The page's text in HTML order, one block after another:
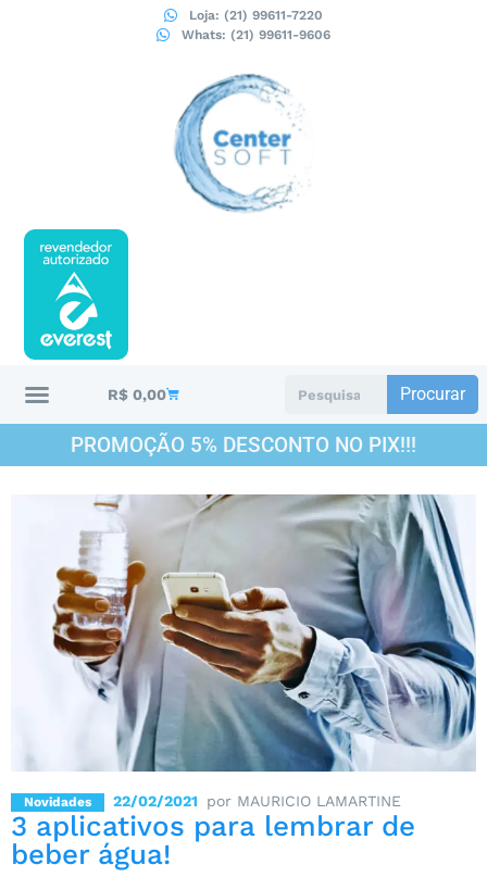
Loja: (21) 99611-7220
Whats: (21) 99611-9606
R$ 0,00 Procurar
PROMOÇÃO 5% DESCONTO NO PIX!!!
Novidades 22/02/2021 por MAURICIO LAMARTINE
3 aplicativos para lembrar de
beber água!